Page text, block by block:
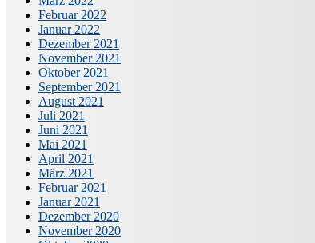
Februar 2022
Januar 2022
Dezember 2021
November 2021
Oktober 2021
September 2021
August 2021
Juli 2021
Juni 2021
Mai 2021
April 2021
März 2021
Februar 2021
Januar 2021
Dezember 2020
November 2020